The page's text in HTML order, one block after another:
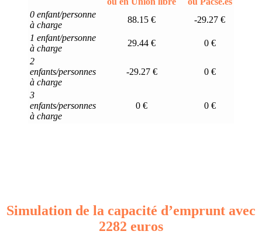
0 enfant/personne
à charge
88.15 €
-29.27 €
1 enfant/personne
à charge
29.44 €
0 €
2
enfants/personnes
à charge
-29.27 € 0 €
3
enfants/personnes
à charge
0 € 0 €
Simulation de la capacité d’emprunt avec
2282 euros